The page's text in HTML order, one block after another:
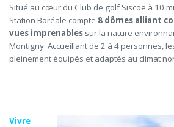
Situé au cœur du Club de golf Siscoe à 10
Station Boréale compte 8 dômes alliant
vues imprenables sur la nature
Montigny. Accueillant de 2 à 4 personnes,
pleinement équipés et adaptés au climat
Vivre